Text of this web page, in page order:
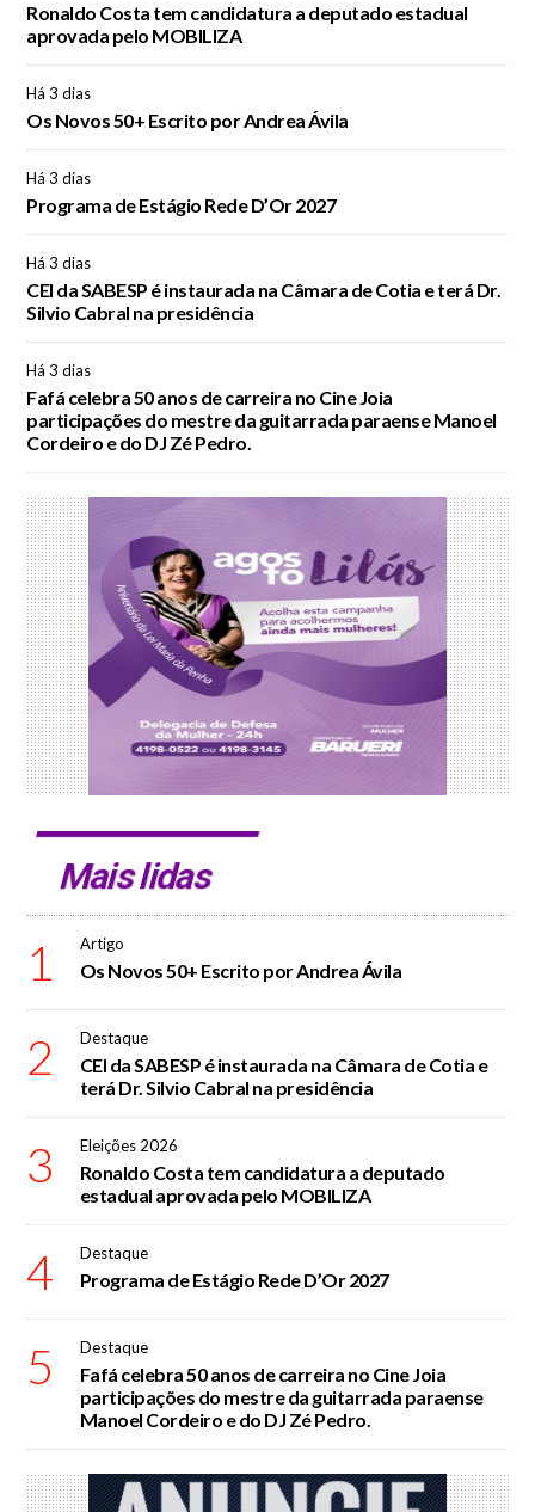
Ronaldo Costa tem candidatura a deputado estadual
aprovada pelo MOBILIZA
Há 3 dias
Os Novos 50+ Escrito por Andrea Ávila
Há 3 dias
Programa de Estágio Rede D’Or 2027
Há 3 dias
CEI da SABESP é instaurada na Câmara de Cotia e terá Dr.
Silvio Cabral na presidência
Há 3 dias
Fafá celebra 50 anos de carreira no Cine Joia
participações do mestre da guitarrada paraense Manoel
Cordeiro e do DJ Zé Pedro.
Mais lidas
1 Artigo
Os Novos 50+ Escrito por Andrea Ávila
2 Destaque
CEI da SABESP é instaurada na Câmara de Cotia e
terá Dr. Silvio Cabral na presidência
3 Eleições 2026
Ronaldo Costa tem candidatura a deputado
estadual aprovada pelo MOBILIZA
4 Destaque
Programa de Estágio Rede D’Or 2027
5 Destaque
Fafá celebra 50 anos de carreira no Cine Joia
participações do mestre da guitarrada paraense
Manoel Cordeiro e do DJ Zé Pedro.